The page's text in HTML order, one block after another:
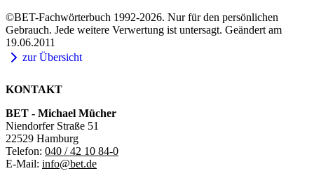
©BET-Fachwörterbuch 1992-2026. Nur für den persönlichen
Gebrauch. Jede weitere Verwertung ist untersagt. Geändert am
19.06.2011
zur Übersicht
KONTAKT
BET - Michael Mücher
Niendorfer Straße 51
22529 Hamburg
Telefon: 040 / 42 10 84-0
E-Mail: info@bet.de